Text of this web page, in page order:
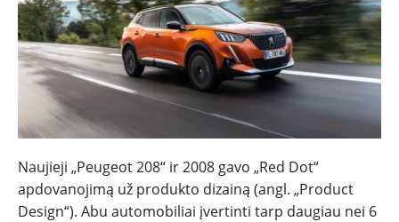
NAUJIENOS
TESTAI
NAUJI
NAUDOTI
Naujieji „Peugeot 208“ ir 2008 gavo „Red Dot“
apdovanojimą už produkto dizainą (angl. „Product
Design“). Abu automobiliai įvertinti tarp daugiau nei 6